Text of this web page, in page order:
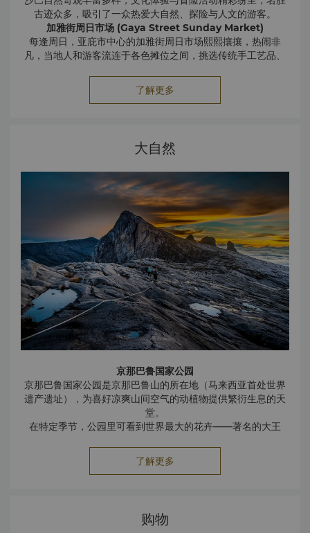
古迹众多，吸引了一众热爱大自然、探险与人文的游客。
加雅街周日市场 (Gaya Street Sunday Market)
每逢周日，亚庇市中心的加雅街周日市场熙熙攘攘，热闹非
凡，当地人和游客流连于各色摊位之间，挑选传统手工艺品、
统音乐和舞蹈表演，一边探索拥有数百年传统积淀的历史建
筑，尽情领略沙巴丰富多彩的文化传承。
丰收节 (Pesta Ka’amatan) － 每年 5 月 30 至 31 日
中，大米被视为重要的主食，因此大多数沙巴原住民认为大米
比其他任何食物都重要。
风景如画的古打毛律镇距亚庇约 70 公里。古打毛律是沙巴风
景秀丽、文化多元的地区之一，在当地居民中广为人知，被誉
为“东方牛仔之地”。
这座迷人的小镇融合了各种文化和习俗，是峇瑶族穆斯林、卡
达山杜顺族和伊拉努族的家园。数百年来，古打毛律作为北婆
罗洲文化中心，发挥着至关重要的作用。
Mari Mari 文化村 － 每日开放，周一除外
Mari Mari 文化村位于 Inanam Kionsom 的偏远丛林中，远
离喧嚣的城市。
在 Mari Mari 文化村，可以欣赏沙巴五个主要民族的独特房
屋、服饰和传统技艺，让您一窥沙巴的丰富文化，这五个民族
分别是：农民及商人杜顺族和龙古斯族、猎人和渔民伦达耶
族、牛仔和海上吉普赛人峇瑶族，以及令人生畏的著名战士部
这场旅行让您有机会目睹并体验古代婆罗洲土著民族的文化和
生活方式。
亚庇市清真寺 (Likas Floating Mosque) － 每日开放
这座宏伟的清真寺拥有与麦地那纳巴维清真寺 (Nabawi
Mosque) 相似的特色。在月圆之夜，环绕四周的人造潟湖给清
亚庇市清真寺向公众开放参观；但是，所有访客须在亚庇市清
必须妥善遮盖并穿着得体。
了解更多
大自然
京那巴鲁国家公园
京那巴鲁国家公园是京那巴鲁山的所在地（马来西亚首处世界
遗产遗址），为喜好凉爽山间空气的动植物提供繁衍生息的天
堂。
在特定季节，公园里可看到世界最大的花卉——著名的大王
虫的天堂，打造格外迷人的探寻之旅。
波令温泉
的植物，有时还会与动物不期而遇。精彩的波令树顶吊桥更是
了解更多
购物